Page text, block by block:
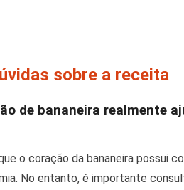
sobre a receita
de bananeira realmente
o coração da bananeira possui
No entanto, é importante